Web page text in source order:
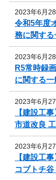
2023年6月
令和5年度
務に関す
2023年6月
R5常時録
に関する一
2023年6月
【建設工
市道改良
2023年6月
【建設工
コブトチ